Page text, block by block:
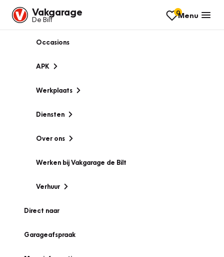
Vakgarage
De Bilt
0Menu
Occasions
APK
Werkplaats
Diensten
Over ons
Werken bij Vakgarage de Bilt
Verhuur
Direct naar
Garageafspraak